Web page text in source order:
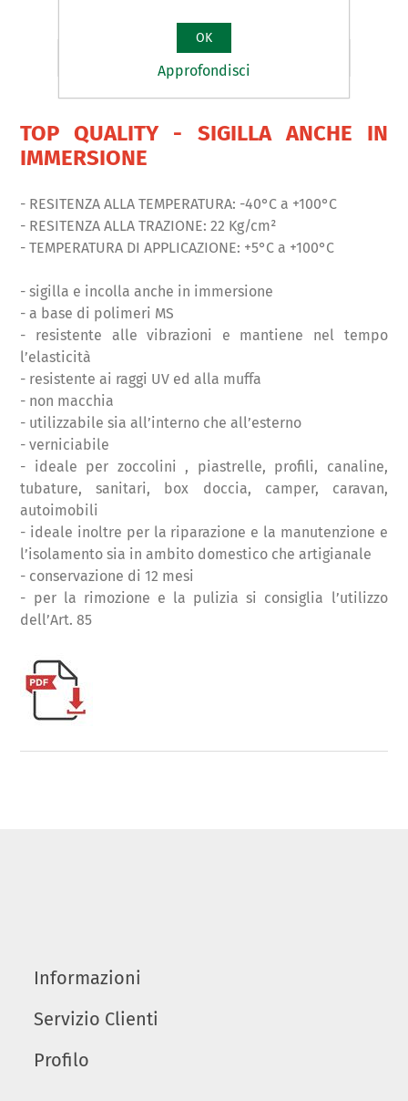
TOP QUALITY - SIGILLA ANCHE IN
IMMERSIONE
- RESITENZA ALLA TEMPERATURA: -40°C a +100°C
- RESITENZA ALLA TRAZIONE: 22 Kg/cm²
- TEMPERATURA DI APPLICAZIONE: +5°C a +100°C
- sigilla e incolla anche in immersione
- a base di polimeri MS
- resistente alle vibrazioni e mantiene nel tempo
l’elasticità
- resistente ai raggi UV ed alla muffa
- non macchia
- utilizzabile sia all’interno che all’esterno
- verniciabile
- ideale per zoccolini , piastrelle, profili, canaline,
tubature, sanitari, box doccia, camper, caravan,
autoimobili
- ideale inoltre per la riparazione e la manutenzione e
l’isolamento sia in ambito domestico che artigianale
- conservazione di 12 mesi
- per la rimozione e la pulizia si consiglia l’utilizzo
dell’Art. 85
Informazioni
Servizio Clienti
Profilo
OK
Approfondisci